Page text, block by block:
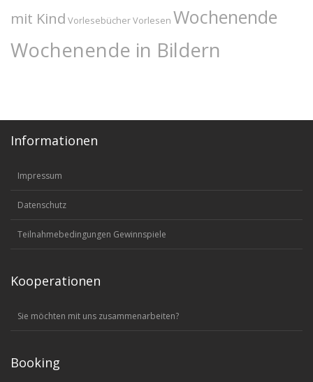
mit Kind VorlesebücherVorlesen Wochenende
Wochenende in Bildern
Informationen
Impressum
Datenschutz
Teilnahmebedingungen Gewinnspiele
Kooperationen
Sie möchten mit uns zusammenarbeiten?
Booking